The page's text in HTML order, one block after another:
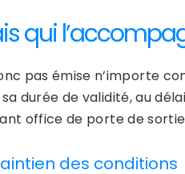
qui
pas émise n’importe
durée de validité, au
office de porte de
des conditions